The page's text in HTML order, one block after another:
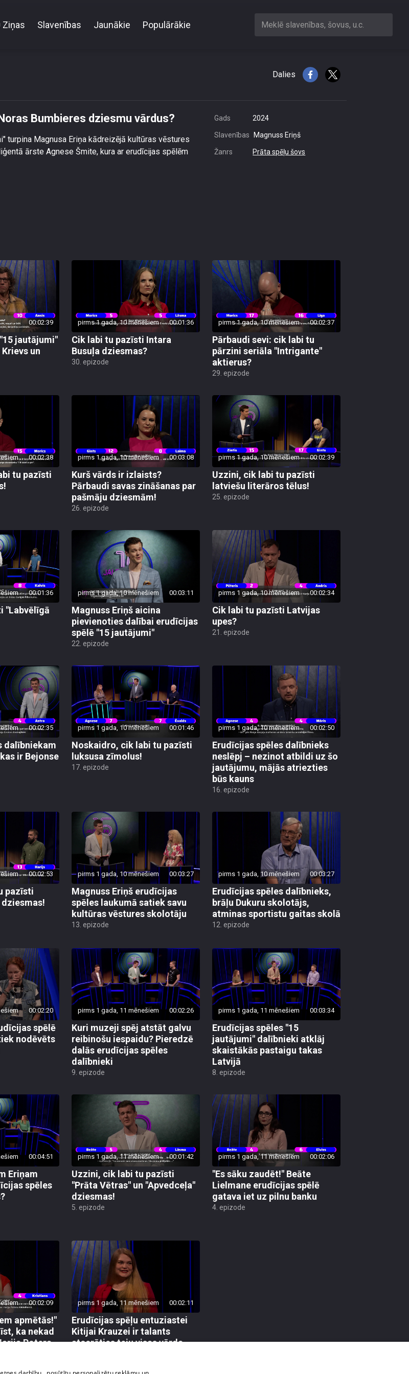
Ziņas Slavenības Jaunākie Populārākie Meklē slavenības, šovus, u.c.
Dalies
Bumbieres dziesmu vārdus?
turpina Magnusa Eriņa kādreizējā kultūras vēstures
ārste Agnese Šmite, kura ar erudīcijas spēlēm
Gads 2024
Slavenības Magnuss Eriņš
Žanrs Prāta spēļu šovs
00:02:39
jautājumi"
un
pirms 1 gada, 10 mēnešiem 00:01:36
Cik labi tu pazīsti Intara
Busuļa dziesmas?
30. epizode
pirms 1 gada, 10 mēnešiem 00:02:37
Pārbaudi sevi: cik labi tu
pārzini seriāla "Intrigante"
aktierus?
29. epizode
00:02:38
tu pazīsti
pirms 1 gada, 10 mēnešiem 00:03:08
Kurš vārds ir izlaists?
Pārbaudi savas zināšanas par
pašmāju dziesmām!
26. epizode
pirms 1 gada, 10 mēnešiem 00:02:39
Uzzini, cik labi tu pazīsti
latviešu literāros tēlus!
25. epizode
00:01:36
"Labvēlīgā
pirms 1 gada, 10 mēnešiem 00:03:11
Magnuss Eriņš aicina
pievienoties dalībai erudīcijas
spēlē "15 jautājumi"
22. epizode
pirms 1 gada, 10 mēnešiem 00:02:34
Cik labi tu pazīsti Latvijas
upes?
21. epizode
00:02:35
dalībniekam
ir Bejonse
pirms 1 gada, 10 mēnešiem 00:01:46
Noskaidro, cik labi tu pazīsti
luksusa zīmolus!
17. epizode
pirms 1 gada, 10 mēnešiem 00:02:50
Erudīcijas spēles dalībnieks
neslēpj – nezinot atbildi uz šo
jautājumu, mājās atriezties
būs kauns
16. epizode
00:02:53
pazīsti
dziesmas!
pirms 1 gada, 10 mēnešiem 00:03:27
Magnuss Eriņš erudīcijas
spēles laukumā satiek savu
kultūras vēstures skolotāju
13. epizode
pirms 1 gada, 10 mēnešiem 00:03:27
Erudīcijas spēles dalībnieks,
brāļu Dukuru skolotājs,
atminas sportistu gaitas skolā
12. epizode
00:02:20
spēlē
nodēvēts
pirms 1 gada, 11 mēnešiem 00:02:26
Kuri muzeji spēj atstāt galvu
reibinošu iespaidu? Pieredzē
dalās erudīcijas spēles
dalībnieki
9. epizode
pirms 1 gada, 11 mēnešiem 00:03:34
Erudīcijas spēles "15
jautājumi" dalībnieki atklāj
skaistākās pastaigu takas
Latvijā
8. epizode
00:04:51
Eriņam
spēles
pirms 1 gada, 11 mēnešiem 00:01:42
Uzzini, cik labi tu pazīsti
"Prāta Vētras" un "Apvedceļa"
dziesmas!
5. epizode
pirms 1 gada, 11 mēnešiem 00:02:06
"Es sāku zaudēt!" Beāte
Lielmane erudīcijas spēlē
gatava iet uz pilnu banku
4. epizode
00:02:09
apmētās!"
ka nekad
Potera
pirms 1 gada, 11 mēnešiem 00:02:11
Erudīcijas spēļu entuziastei
Kitijai Krauzei ir talants
atcerēties teju visas vārda